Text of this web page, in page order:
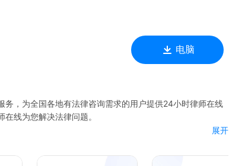
电脑
，为全国各地有法律咨询需求的用户提供24小时律师在线
线为您解决法律问题。
律师事务所咨询、合同拟定、文书代写、协议审核等。
展开